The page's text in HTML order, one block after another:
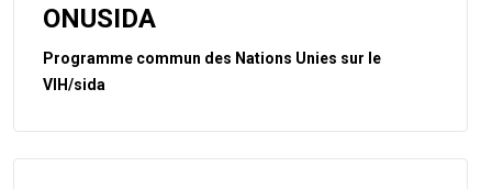
ONUSIDA
Programme commun des Nations Unies sur le
VIH/sida